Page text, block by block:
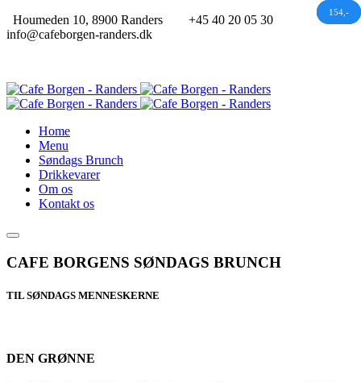
Houmeden 10, 8900 Randers
+45 40 20 05 30
info@cafeborgen-randers.dk
Home
Menu
Søndags Brunch
Drikkevarer
Om os
Kontakt os
CAFE BORGENS SØNDAGS BRUNCH
TIL SØNDAGS MENNESKERNE
DEN GRØNNE
144,-
154,-
154,-